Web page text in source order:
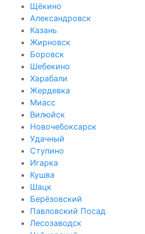
Щёкино
Александровск
Казань
Жирновск
Боровск
Шебекино
Харабали
Жердевка
Миасс
Вилюйск
Новочебоксарск
Удачный
Ступино
Игарка
Кушва
Шацк
Берёзовский
Павловский Посад
Лесозаводск